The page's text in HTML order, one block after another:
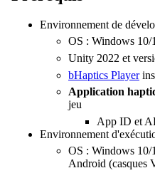
Environnement de
OS : Windows
Unity 2022 et
bHaptics Player
Application
jeu
App ID et
Environnement
OS : Windows
Android (casques